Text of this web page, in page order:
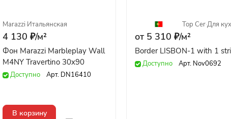
Marazzi·Итальянская
4 130 ₽/м²
Фон Marazzi Marbleplay Wall
M4NY Travertino 30x90
Доступно Арт. DN16410
В корзину
Top Cer·Для
от 5 310 ₽/м²
Border LISBON-1 with 1
Доступно Арт. Nov0692